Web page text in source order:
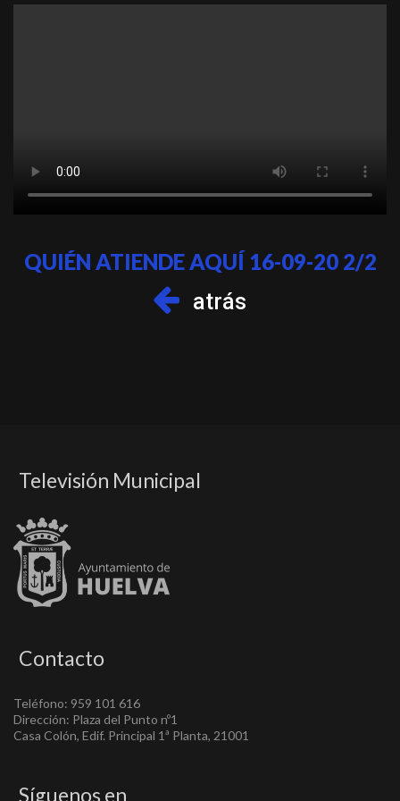
QUIÉN ATIENDE AQUÍ 16-09-20 2/2
atrás
Televisión Municipal
Contacto
Teléfono: 959 101 616
Dirección: Plaza del Punto nº1
Casa Colón, Edif. Principal 1ª Planta, 21001
Síguenos en